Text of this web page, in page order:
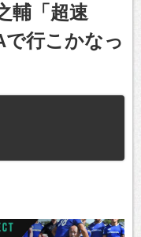
輔「超速
行こかなっ